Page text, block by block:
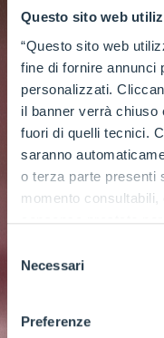
Questo sito web
“Questo sito web
fine di fornire annunci
personalizzati.
il banner verrà chiuso
fuori di quelli tecnici.
saranno
o terza parte presenti
momento
consenso prestato
ogni pagina,
dell'informativa
pagina. Per
delNecessari
Preferenze